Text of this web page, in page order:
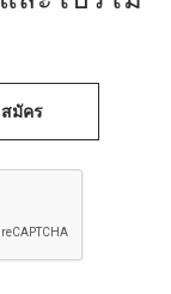
สมัคร